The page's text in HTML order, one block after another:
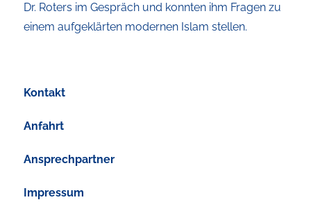
Dr. Roters im Gespräch und konnten ihm Fragen zu
einem aufgeklärten modernen Islam stellen.
Kontakt
Anfahrt
Ansprechpartner
Impressum